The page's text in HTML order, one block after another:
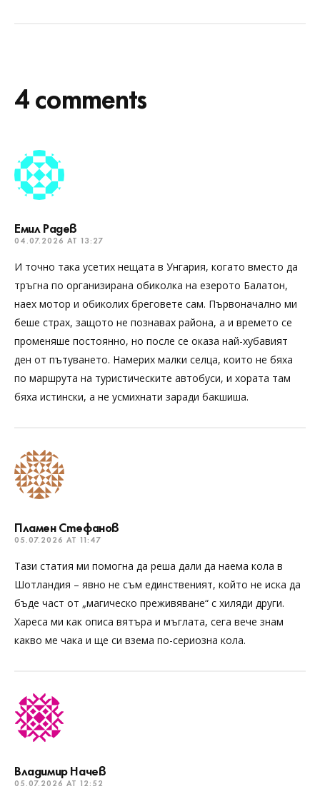
4 comments
Емил Радев
04.07.2026 AT 13:27
И точно така усетих нещата в Унгария, когато вместо да
тръгна по организирана обиколка на езерото Балатон,
наех мотор и обиколих бреговете сам. Първоначално ми
беше страх, защото не познавах района, а и времето се
променяше постоянно, но после се оказа най-хубавият
ден от пътуването. Намерих малки селца, които не бяха
по маршрута на туристическите автобуси, и хората там
бяха истински, а не усмихнати заради бакшиша.
Пламен Стефанов
05.07.2026 AT 11:47
Тази статия ми помогна да реша дали да наема кола в
Шотландия – явно не съм единственият, който не иска да
бъде част от „магическо преживяване“ с хиляди други.
Хареса ми как описа вятъра и мъглата, сега вече знам
какво ме чака и ще си взема по-сериозна кола.
Владимир Начев
05.07.2026 AT 12:52